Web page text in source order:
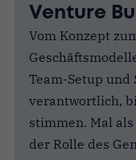
Venture
Vom Konzept
Team-Setup
verantwortlich,
stimmen. Mal
der Rolle des